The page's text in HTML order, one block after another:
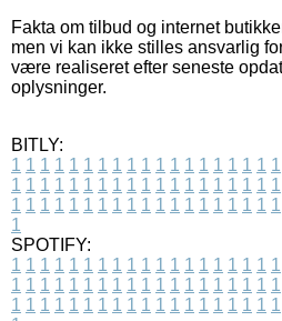
Fakta om tilbud og internet
men vi kan ikke stilles ansvarlig
være realiseret efter seneste
oplysninger.
BITLY:
1 1 1 1 1 1 1 1 1 1 1 1 1 1 1 1 1 1 1
1 1 1 1 1 1 1 1 1 1 1 1 1 1 1 1 1 1 1
1 1 1 1 1 1 1 1 1 1 1 1 1 1 1 1 1 1 1
1
SPOTIFY:
1 1 1 1 1 1 1 1 1 1 1 1 1 1 1 1 1 1 1
1 1 1 1 1 1 1 1 1 1 1 1 1 1 1 1 1 1 1
1 1 1 1 1 1 1 1 1 1 1 1 1 1 1 1 1 1 1